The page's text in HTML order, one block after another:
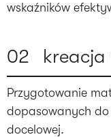
wskaźników
02 kreacja
Przygotowanie
dopasowanych
docelowej.